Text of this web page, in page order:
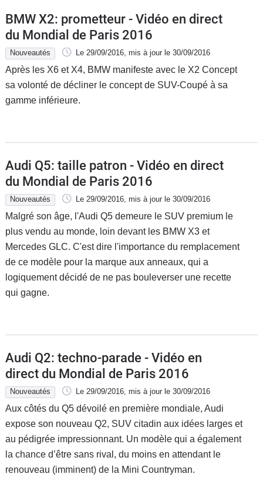
BMW X2: prometteur - Vidéo en direct
du Mondial de Paris 2016
Nouveautés Le 29/09/2016, mis à jour le 30/09/2016
Après les X6 et X4, BMW manifeste avec le X2 Concept
sa volonté de décliner le concept de SUV-Coupé à sa
gamme inférieure.
Audi Q5: taille patron - Vidéo en direct
du Mondial de Paris 2016
Nouveautés Le 29/09/2016, mis à jour le 30/09/2016
Malgré son âge, l'Audi Q5 demeure le SUV premium le
plus vendu au monde, loin devant les BMW X3 et
Mercedes GLC. C'est dire l'importance du remplacement
de ce modèle pour la marque aux anneaux, qui a
logiquement décidé de ne pas bouleverser une recette
qui gagne.
Audi Q2: techno-parade - Vidéo en
direct du Mondial de Paris 2016
Nouveautés Le 29/09/2016, mis à jour le 30/09/2016
Aux côtés du Q5 dévoilé en première mondiale, Audi
expose son nouveau Q2, SUV citadin aux idées larges et
au pédigrée impressionnant. Un modèle qui a également
la chance d’être sans rival, du moins en attendant le
renouveau (imminent) de la Mini Countryman.